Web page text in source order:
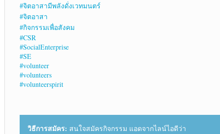
#จิตอาสามีพลังดั่งเวทมนตร์
#จิตอาสา
#กิจกรรมเพื่อสังคม
#CSR
#SocialEnterprise
#SE
#volunteer
#volunteers
#volunteerspirit
วิธีการสมัคร: สนใจสมัครกิจกรรม แอดจากไลน์ไอดีว่า